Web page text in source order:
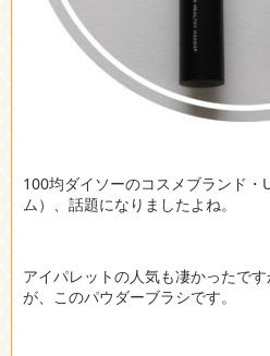
100均ダイソーのコスメブランド・
ム）、話題になりましたよね。
アイパレットの人気も凄かったで
が、このパウダーブラシです。